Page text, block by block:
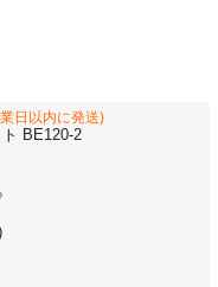
日以内に発送)
BE120-2